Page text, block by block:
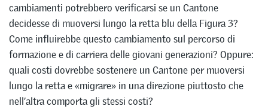
cambiamenti potrebbero verificarsi se un Cantone
decidesse di muoversi lungo la retta blu della Figura 3?
Come influirebbe questo cambiamento sul percorso di
formazione e di carriera delle giovani generazioni? Oppure:
quali costi dovrebbe sostenere un Cantone per muoversi
lungo la retta e «migrare» in una direzione piuttosto che
nell’altra comporta gli stessi costi?